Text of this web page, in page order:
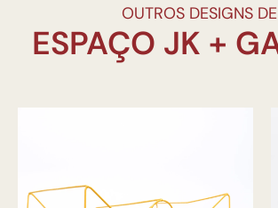
OUTROS DESIGNS DE